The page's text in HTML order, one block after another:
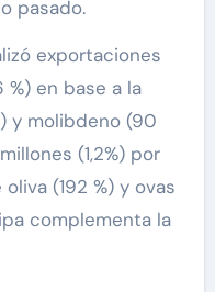
pasado.
exportaciones
%) en base a la
y molibdeno (90
(1,2%) por
(192 %) y ovas
complementa la